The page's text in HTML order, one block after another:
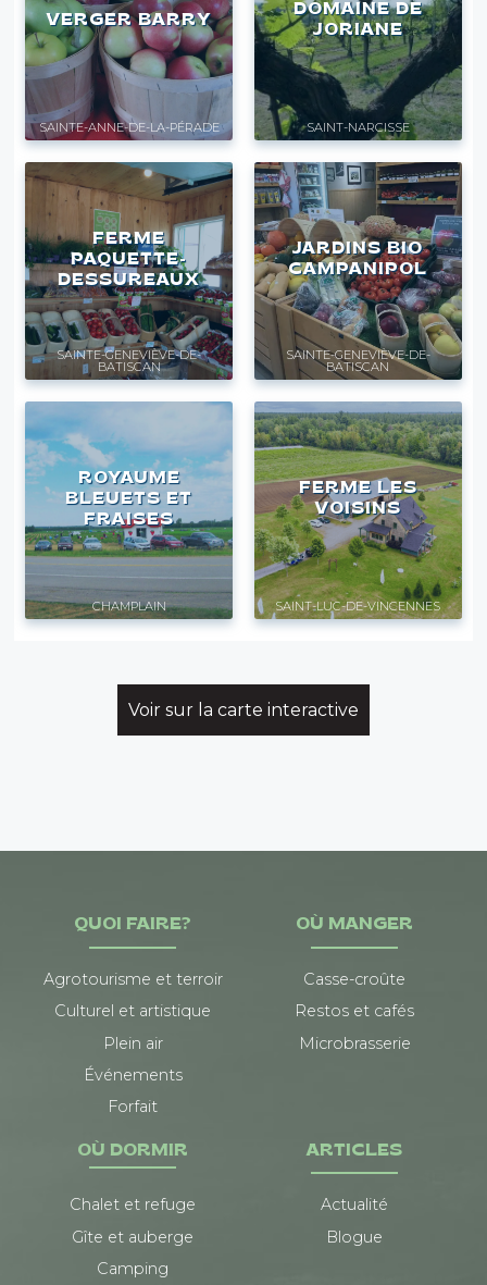
VERGER BARRY
SAINTE-ANNE-DE-LA-PÉRADE
DOMAINE DE
JORIANE
SAINT-NARCISSE
FERME
PAQUETTE-
DESSUREAUX
SAINTE-GENEVIÈVE-DE-
BATISCAN
JARDINS BIO
CAMPANIPOL
SAINTE-GENEVIÈVE-DE-
BATISCAN
ROYAUME
BLEUETS ET
FRAISES
CHAMPLAIN
FERME LES
VOISINS
SAINT-LUC-DE-VINCENNES
Voir sur la carte interactive
QUOI FAIRE?
Agrotourisme et terroir
Culturel et artistique
Plein air
Événements
Forfait
OÙ MANGER
Casse-croûte
Restos et cafés
Microbrasserie
OÙ DORMIR
Chalet et refuge
Gîte et auberge
Camping
ARTICLES
Actualité
Blogue